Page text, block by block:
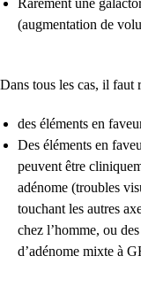
(augmentation de
Dans tous les cas, il faut
des éléments en
Des éléments en
peuvent être
adénome (troubles
touchant les autres
chez l’homme, ou
d’adénome mixte à